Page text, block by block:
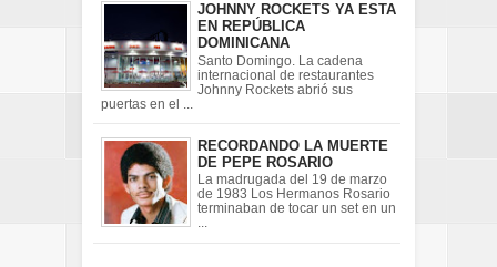
JOHNNY ROCKETS YA ESTA
EN REPÚBLICA
DOMINICANA
Santo Domingo. La cadena
internacional de restaurantes
Johnny Rockets abrió sus
puertas en el ...
RECORDANDO LA MUERTE
DE PEPE ROSARIO
La madrugada del 19 de marzo
de 1983 Los Hermanos Rosario
terminaban de tocar un set en un
...